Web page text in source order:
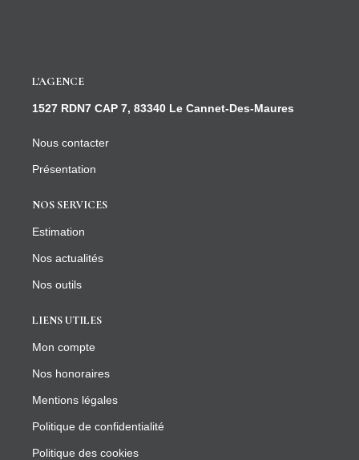
L'AGENCE
1527 RDN7 CAP 7, 83340 Le Cannet-Des-Maures
Nous contacter
Présentation
NOS SERVICES
Estimation
Nos actualités
Nos outils
LIENS UTILES
Mon compte
Nos honoraires
Mentions légales
Politique de confidentialité
Politique des cookies